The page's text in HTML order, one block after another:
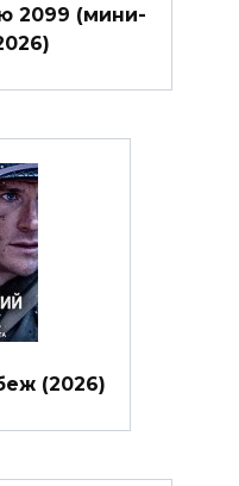
2099 (мини-
(2026)